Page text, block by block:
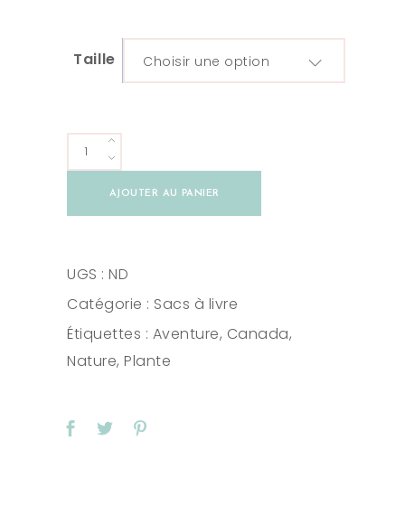
Taille Choisir une option
Sac
à
quantity
AJOUTER AU PANIER
UGS :ND
Catégorie : Sacs à livre
Étiquettes : Aventure, Canada,
Nature,Plante